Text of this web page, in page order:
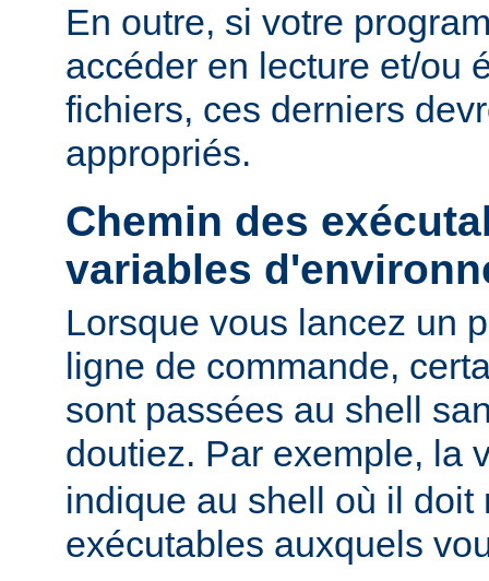
En outre, si votre
accéder en lecture et/ou
fichiers, ces derniers
appropriés.
Chemin des
variables
Lorsque vous lancez un
ligne de commande,
sont passées au shell
doutiez. Par exemple, la
indique au shell où il doit
exécutables auxquels